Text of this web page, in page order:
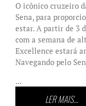
O icônico cruzeiro
Sena, para
estar. A partir de 3
com a semana de
Excellence estará
Navegando pelo
...
LER MAIS...